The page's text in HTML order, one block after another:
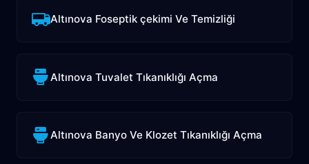
Altınova Foseptik çekimi Ve Temizliği
Altınova Tuvalet Tıkanıklığı Açma
Altınova Banyo Ve Klozet Tıkanıklığı Açma